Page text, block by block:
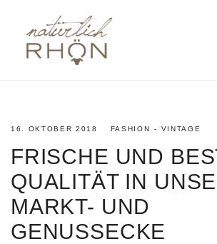
16. OKTOBER 2018 FASHION VINTAGE
FRISCHE UND
QUALITÄT IN
MARKT- UND
GENUSSECKE